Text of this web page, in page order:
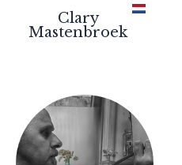
Clary
Mastenbroek